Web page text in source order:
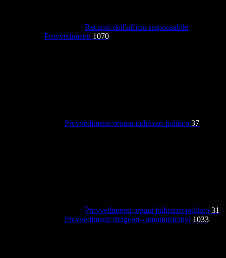
Recapiti dell'ufficio responsabile
Provvedimenti 1070
Provvedimenti organi indirizzo-politico 37
Provvedimenti organi indirizzo-politico 31
Provvedimenti dirigenti - amministrativi 1033